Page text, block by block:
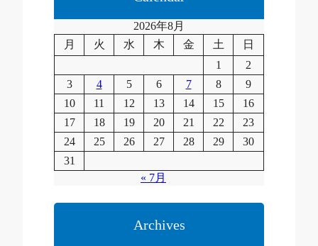
2026年8月
月
火 水 木 金 土
日
1
2
3
4 5 6 7 8
9
10
11 12 13 14 15
16
17
18 19 20 21 22
23
24
25 26 27 28 29
30
31
« 7月
Archives